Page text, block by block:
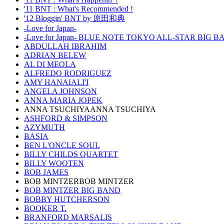
'11 BNT : What's Recommended !
'12 Bloggin' BNT by 原田和典
-Love for Japan-
-Love for Japan- BLUE NOTE TOKYO ALL-STAR BIG
ABDULLAH IBRAHIM
ADRIAN BELEW
AL DI MEOLA
ALFREDO RODRIGUEZ
AMY HANAIALI'I
ANGELA JOHNSON
ANNA MARIA JOPEK
ANNA TSUCHIYAANNA TSUCHIYA
ASHFORD & SIMPSON
AZYMUTH
BASIA
BEN L'ONCLE SOUL
BILLY CHILDS QUARTET
BILLY WOOTEN
BOB JAMES
BOB MINTZERBOB MINTZER
BOB MINTZER BIG BAND
BOBBY HUTCHERSON
BOOKER T.
BRANFORD MARSALIS